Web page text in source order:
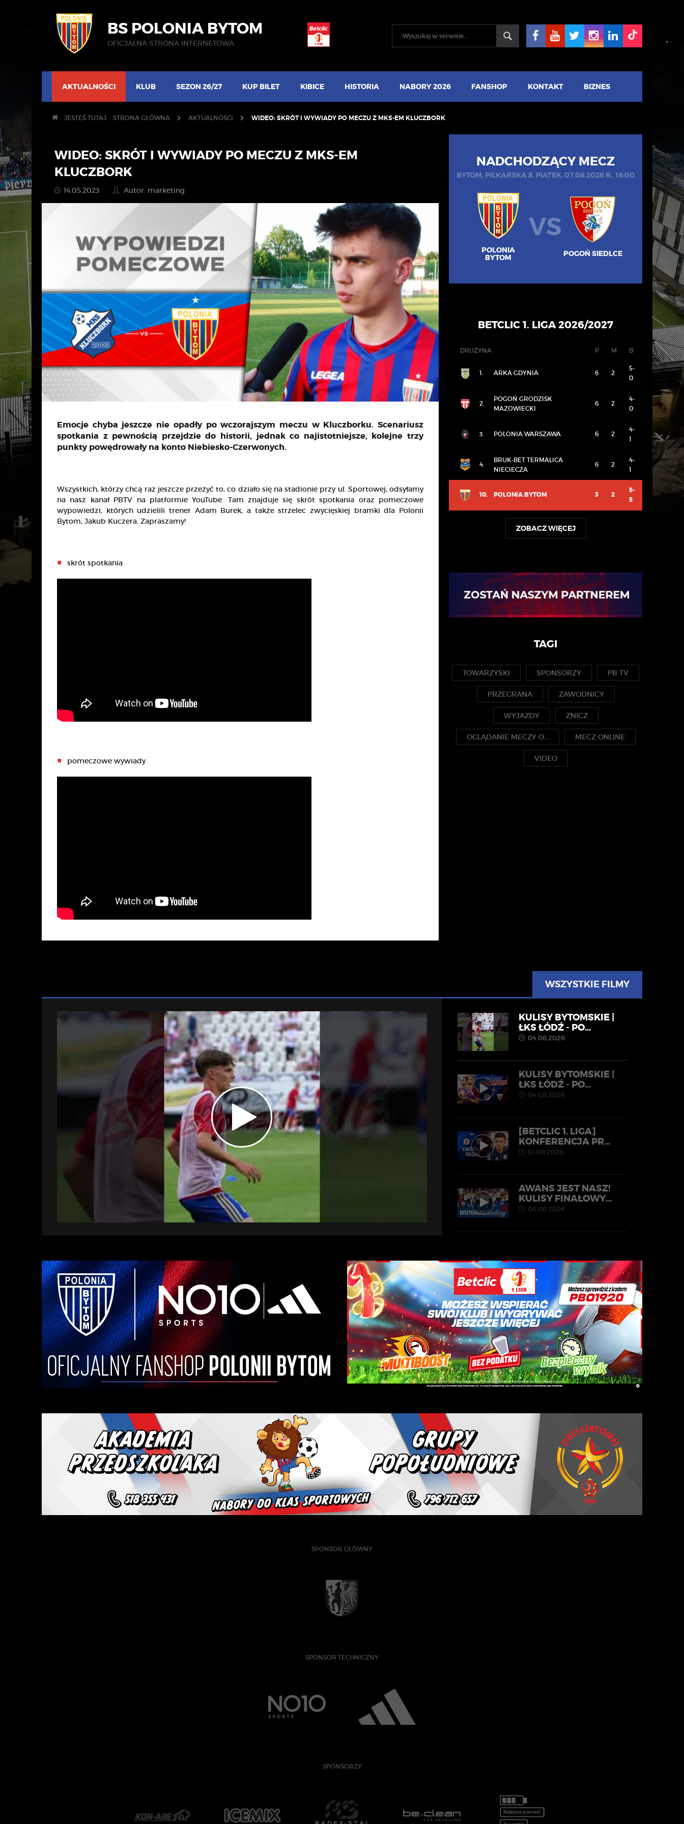
BS POLONIA BYTOM
OFICJALNA STRONA INTERNETOWA
AKTUALNOŚCI KLUB SEZON 26/27 KUP BILET KIBICE HISTORIA NABORY 2026 FANSHOP KONTAKT BIZNES
JESTEŚ TUTAJ: STRONA GŁÓWNA AKTUALNOŚCI WIDEO: SKRÓT I WYWIADY PO MECZU Z MKS-EM KLUCZBORK
WIDEO: SKRÓT I WYWIADY PO MECZU Z MKS-EM
KLUCZBORK
14.05.2023 Autor: marketing
Emocje chyba jeszcze nie opadły po wczorajszym meczu w Kluczborku. Scenariusz
spotkania z pewnością przejdzie do historii, jednak co najistotniejsze, kolejne trzy
punkty powędrowały na konto Niebiesko-Czerwonych.
Wszystkich, którzy chcą raz jeszcze przeżyć to, co działo się na stadionie przy ul. Sportowej, odsyłamy
na nasz kanał PBTV na platformie YouTube. Tam znajduje się skrót spotkania oraz pomeczowe
wypowiedzi, których udzielili trener Adam Burek, a także strzelec zwycięskiej bramki dla Polonii
Bytom, Jakub Kuczera. Zapraszamy!
skrót spotkania
pomeczowe wywiady
NADCHODZĄCY MECZ
BYTOM, PIŁKARSKA 8. PIĄTEK, 07.08.2026 R., 18:00
POLONIA
BYTOM
VS
POGOŃ SIEDLCE
BETCLIC 1. LIGA 2026/2027
DRUŻYNA P M B
1. ARKA GDYNIA 6 2
5-
0
2.
POGOŃ GRODZISK
MAZOWIECKI
6 2
4-
0
3. POLONIA WARSZAWA 6 2
4-
1
4.
BRUK-BET TERMALICA
NIECIECZA
6 2
4-
1
10. POLONIA BYTOM 3 2
5-
5
ZOBACZ WIĘCEJ
TAGI
TOWARZYSKI SPONSORZY PB TV
PRZEGRANA ZAWODNICY
WYJAZDY ZNICZ
OGLĄDANIE MECZY O... MECZ ONLINE
VIDEO
WSZYSTKIE FILMY
KULISY BYTOMSKIE |
ŁKS ŁÓDŹ - PO...
04.08.2026
KULISY BYTOMSKIE |
ŁKS ŁÓDŹ - PO...
04.08.2026
[BETCLIC 1. LIGA]
KONFERENCJA PR...
01.08.2026
AWANS JEST NASZ!
KULISY FINAŁOWY...
06.06.2026
SPONSOR GŁÓWNY
SPONSOR TECHNICZNY
SPONSORZY